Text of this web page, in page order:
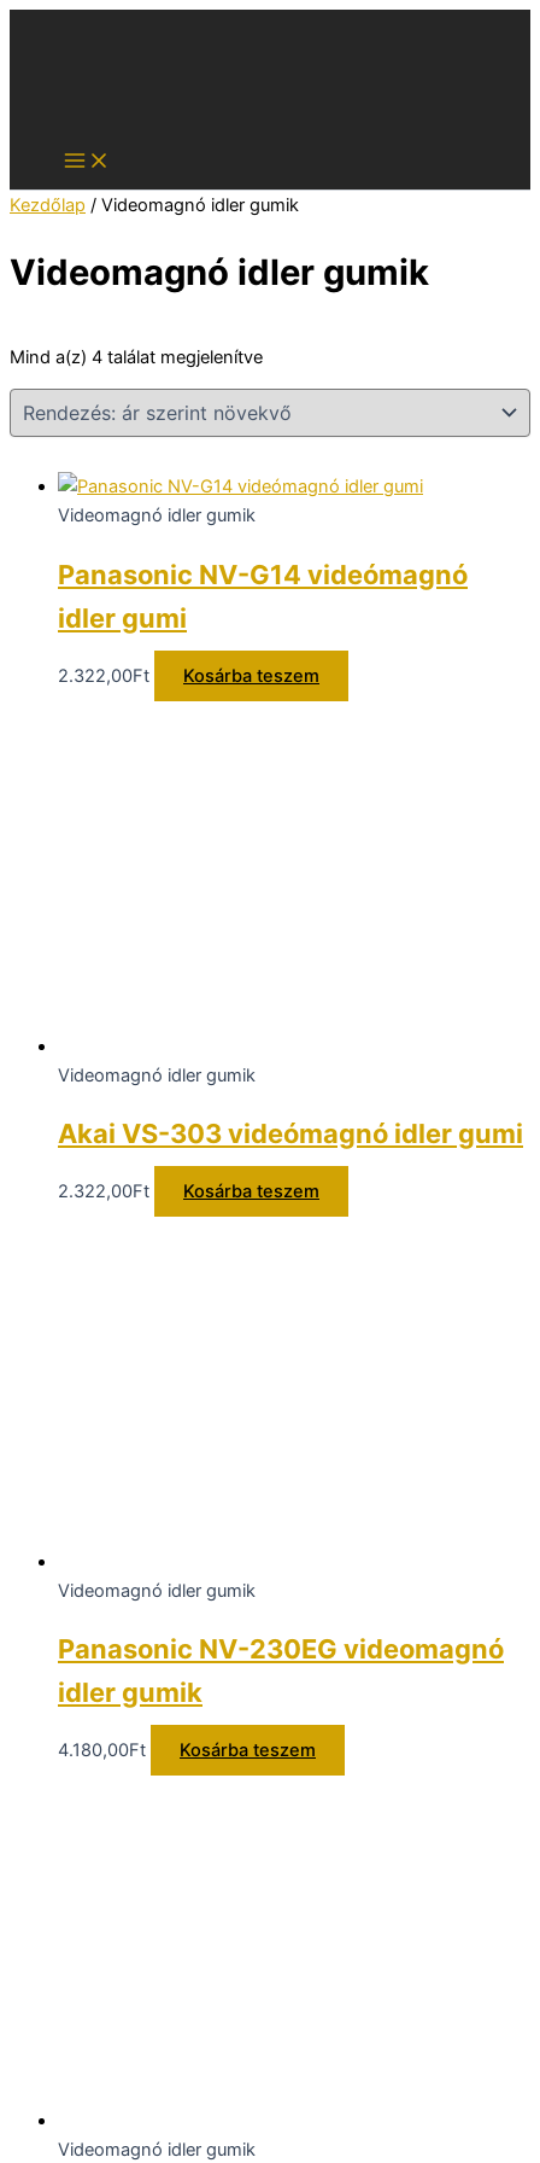
Kezdőlap / Videomagnó idler gumik
Videomagnó idler gumik
Mind a(z) 4 találat megjelenítveSorted
by
price:
low
high
Videomagnó idler gumik
Panasonic NV-G14 videómagnó
idler gumi
2.322,00Ft Kosárba teszem
Videomagnó idler gumik
Akai VS-303 videómagnó idler gumi
2.322,00Ft Kosárba teszem
Videomagnó idler gumik
Panasonic NV-230EG videomagnó
idler gumik
4.180,00Ft Kosárba teszem
Videomagnó idler gumik